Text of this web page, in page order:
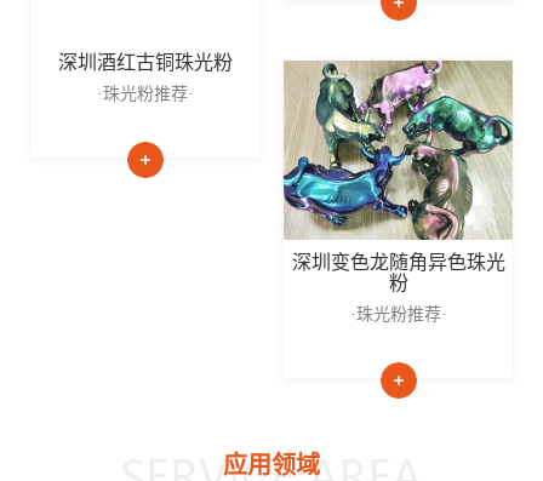
深圳酒红古铜珠光粉
·珠光粉推荐·
深圳变色龙随角异色珠光
粉
·珠光粉推荐·
应用领域